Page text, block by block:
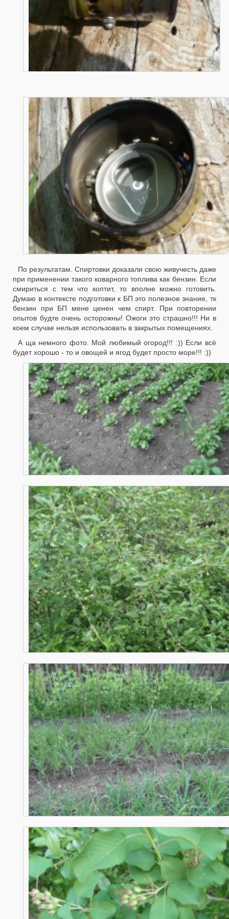
По результатам. Спиртовки доказали свою живучесть даже
при применении такого коварного топлива как бензин. Если
смириться с тем что коптит, то вполне можно готовить.
Думаю в контексте подготовки к БП это полезное знание, тк
бензин при БП мене ценен чем спирт. При повторении
опытов будте очень осторожны! Ожоги это страшно!!! Ни в
коем случае нельзя использовать в закрытых помещениях.
А ща немного фото. Мой любимый огород!!! :)) Если всё
будет хорошо - то и овощей и ягод будет просто море!!! :))